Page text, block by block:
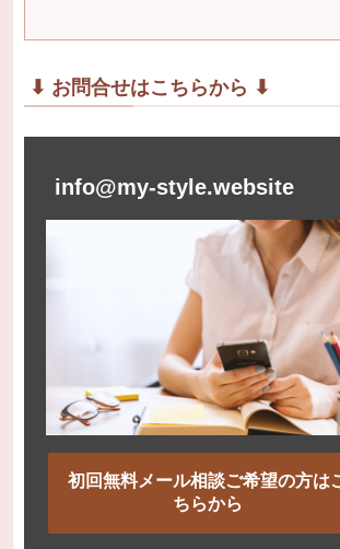
⬇︎ お問合せはこちらから ⬇︎
info@my-style.website
初回無料メール相談ご希望の方は
ちらから